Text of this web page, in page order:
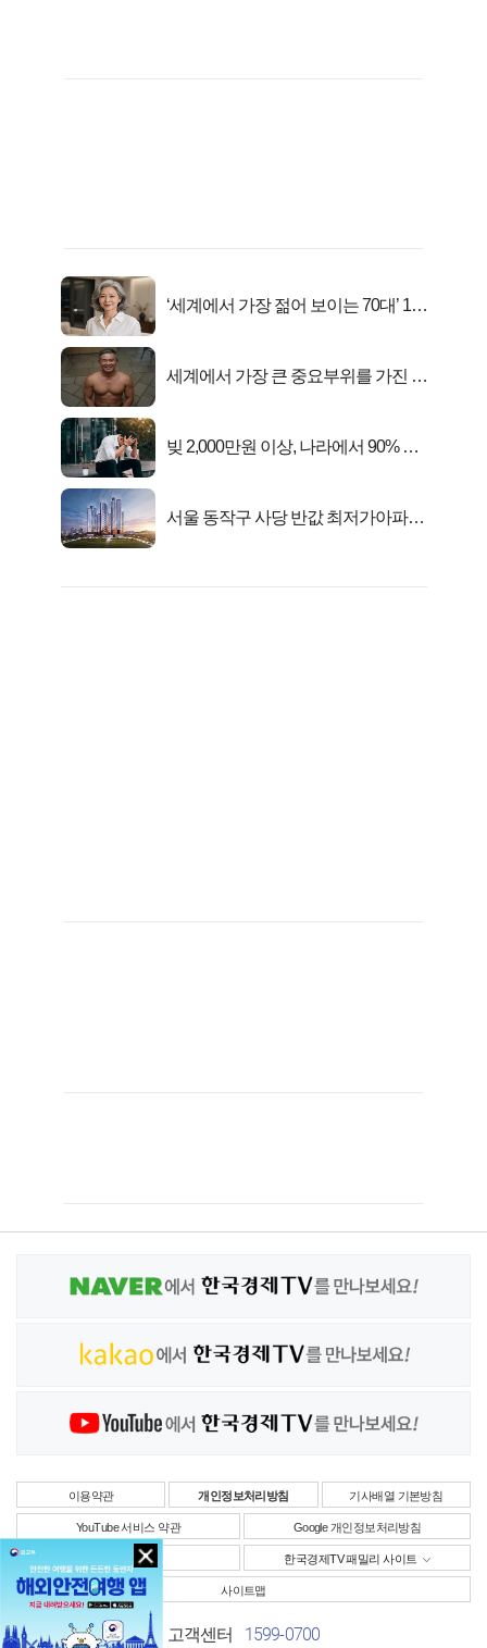
‘세계에서 가장 젊어 보이는 70대’ 1위
세계에서 가장 큰 중요부위를 가진 남
빚 2,000만원 이상, 나라에서 90% 갚
서울 동작구 사당 반값 최저가아파트
이용약관 개인정보처리방침 기사배열 기본방침
YouTube 서비스 약관 Google 개인정보처리방침
사업자정보 한국경제TV 패밀리 사이트
사이트맵
고객센터 1599-0700